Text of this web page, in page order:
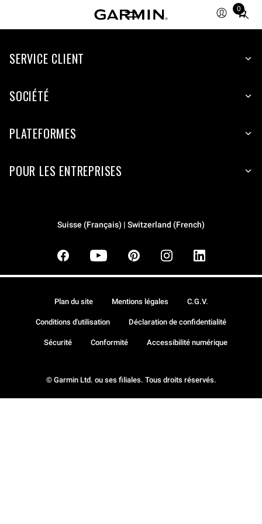
0
Total
items
cart:
SERVICE CLIENT
SOCIÉTÉ
PLATEFORMES
POUR LES ENTREPRISES
Suisse (Français) | Switzerland (French)
© Garmin Ltd. ou ses filiales. Tous droits réservés.
Plan du site Mentions légales C.G.V.
Conditions d'utilisation Déclaration de confidentialité
Sécurité Conformité Accessibilité numérique